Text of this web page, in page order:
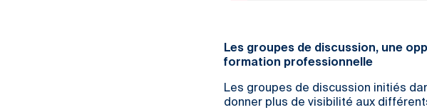
Les groupes de discussion, une
formation professionnelle
Les groupes de discussion initiés
donner plus de visibilité aux